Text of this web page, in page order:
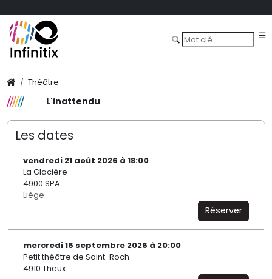
Théâtre
L'inattendu
Les dates
vendredi 21 août 2026 à 18:00
La Glacière
4900 SPA
Liège
Réserver
mercredi 16 septembre 2026 à 20:00
Petit théâtre de Saint-Roch
4910 Theux